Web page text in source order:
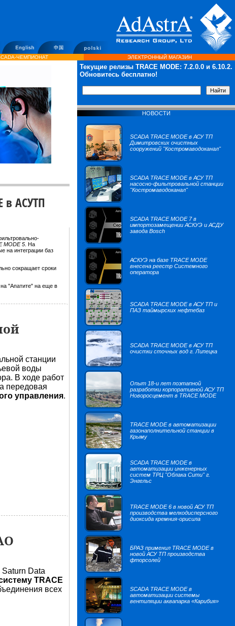
ЧЕМПИОНАТ ЭЛЕКТРОННЫЙ МАГАЗИН
в АСУТП
MODE 5 . На
на интеграции баз
сокращает сроки
"Апатите" на еще в
станции
воды
В ходе работ
передовая
управления.
Saturn Data
TRACE
всех
Текущие релизы TRACE MODE: 7.2.0.0 и 6.10.2.
Обновитесь бесплатно!
НОВОСТИ
SCADA TRACE MODE в АСУ ТП
Димитровских очистных
сооружений "Костромаводоканал"
SCADA TRACE MODE в АСУ ТП
насосно-фильтровальной станции
"Костромаводоканал"
SCADA TRACE MODE 7 в
импортозамещении АСКУЭ и АСДУ
завода Bosch
АСКУЭ на базе TRACE MODE
внесена реестр Системного
оператора
SCADA TRACE MODE в АСУ ТП и
ПАЗ таймырских нефтебаз
SCADA TRACE MODE в АСУ ТП
очистки сточных вод г. Липецка
Опыт 18-и лет поэтапной
разработки корпоративной АСУ ТП
Новоросцемент в TRACE MODE
TRACE MODE в автоматизации
газонаполнительной станции в
Крыму
SCADA TRACE MODE в
автоматизации инженерных
систем ТРЦ "Облака Сити" г.
Энгельс
TRACE MODE 6 в новой АСУ ТП
производства мелкодисперсного
диоксида кремния-орисила
БРАЗ применил TRACE MODE в
новой АСУ ТП производства
фторсолей
SCADA TRACE MODE в
автоматизации системы
вентиляции аквапарка «Карибия»